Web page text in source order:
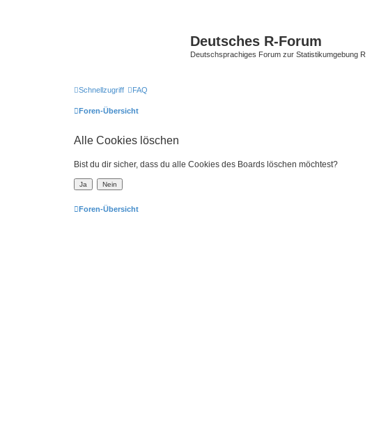
Deutsches R-Forum
Deutschsprachiges Forum zur Statistikumgebung R
Schnellzugriff FAQ
Foren-Übersicht
Alle Cookies löschen
Bist du dir sicher, dass du alle Cookies des Boards löschen möchtest?
Foren-Übersicht